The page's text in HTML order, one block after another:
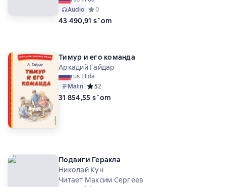
Audio Средний рейтинг 0 на основе 0 оценок
0
43 490,91 s`om
Тимур и его команда
Аркадий Гайдар
rus tilida
Matn Средний рейтинг 5 на основе 2 оценок
52
31 854,55 s`om
Подвиги Геракла
Николай Кун
Читает Максим Сергеев